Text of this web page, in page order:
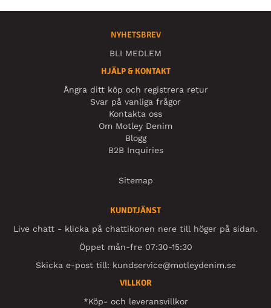
NYHETSBREV
BLI MEDLEM
HJÄLP & KONTAKT
Ångra ditt köp och registrera retur
Svar på vanliga frågor
Kontakta oss
Om Motley Denim
Blogg
B2B Inquiries
Sitemap
KUNDTJÄNST
Live chatt - klicka på chattikonen nere till höger på sidan.
Öppet mån-fre 07:30-15:30
Skicka e-post till: kundservice@motleydenim.se
VILLKOR
*Köp- och leveransvillkor